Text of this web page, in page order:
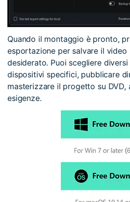
Quando il montaggio è pronto,
esportazione per salvare il video
desiderato. Puoi scegliere
dispositivi specifici, pubblicare
masterizzare il progetto su DVD,
esigenze.